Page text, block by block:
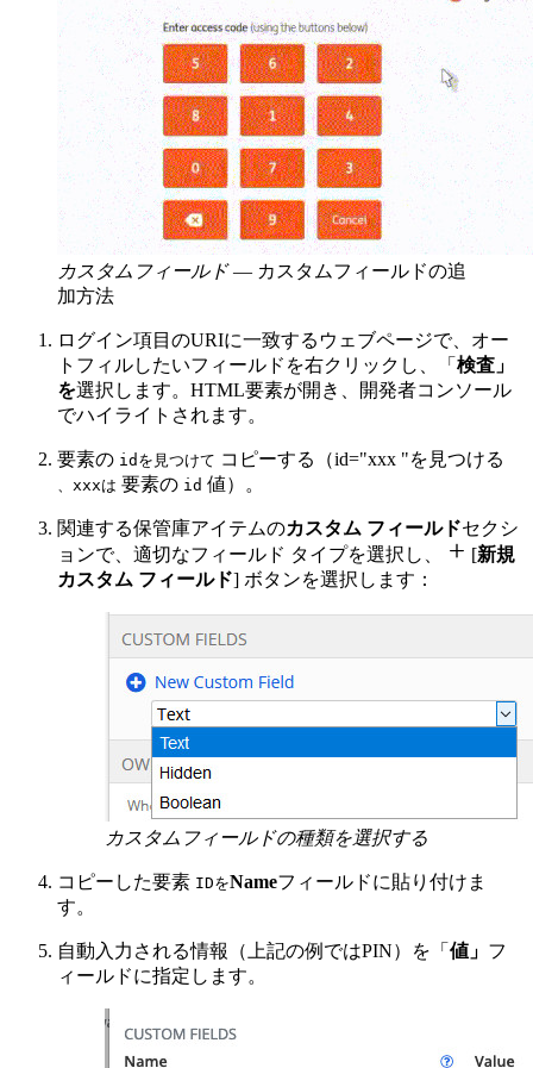
カスタムフィールド— カスタムフィールドの追
加方法
ログイン項目のURIに一致するウェブページで、オー
トフィルしたいフィールドを右クリックし、「 検査」
を選択します。HTML要素が開き、開発者コンソール
でハイライトされます。
要素の idを見つけて コピーする（id="xxx "を見つける
、 xxxは 要素の id 値）。
関連する保管庫アイテムのカスタム フィールドセクシ
ョンで、適切なフィールド タイプを選択し、
 [新規
カスタム フィールド] ボタンを選択します：
カスタムフィールドの種類を選択する
コピーした要素 IDをNameフィールドに貼り付けま
す。
自動入力される情報（上記の例ではPIN）を「 値」 フ
ィールドに指定します。